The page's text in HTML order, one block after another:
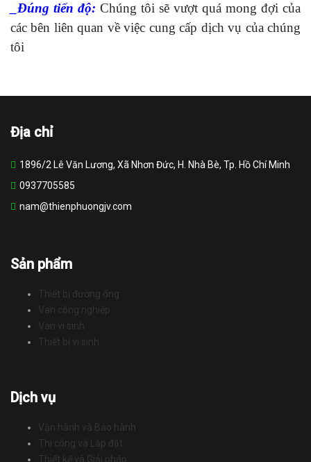
_Đúng tiến độ: Chúng tôi sẽ vượt quá mong đợi của
các bên liên quan về việc cung cấp dịch vụ của chúng
tôi
Địa chỉ
1896/2 Lê Văn Lương, Xã Nhơn Đức, H. Nhà Bè, Tp. Hồ Chí Minh
0937705585
nam@thienphuongjv.com
Sản phẩm
Thiết bị đường ống
Van công nghiệp
Van vi sinh
Thiết bị vi sinh
Dịch vụ
Vận hành và Bảo hành
Thi công và Lắp đặt
Thiết kế và Giải pháp